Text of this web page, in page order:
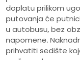
doplatu prilikom
putovanja će
u autobusu, bez
napomene.
prihvatiti sedište